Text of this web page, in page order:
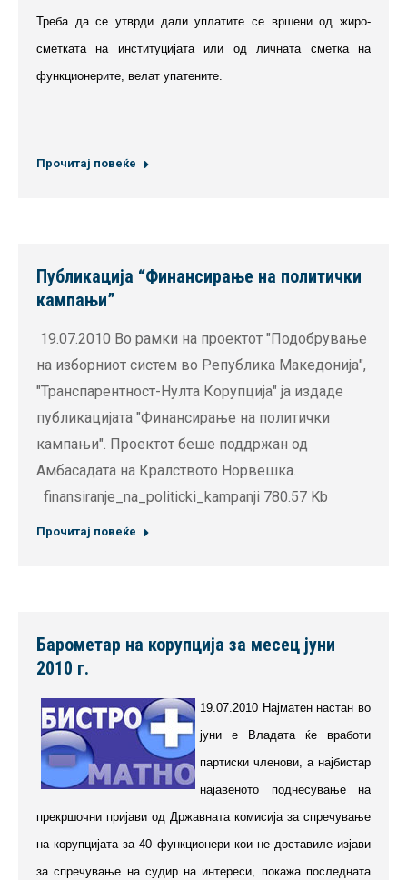
Треба да се утврди дали уплатите се вршени од жиро-
сметката на институцијата или од личната сметка на
функционерите, велат упатените.
Прочитај повеќе
Публикација “Финансирање на политички
кампањи”
19.07.2010 Во рамки на проектот "Подобрување
на изборниот систем во Република Македонија",
"Транспарентност-Нулта Корупција" ја издаде
публикацијата "Финансирање на политички
кампањи". Проектот беше поддржан од
Амбасадата на Кралството Норвешка.
finansiranje_na_politicki_kampanji 780.57 Kb
Прочитај повеќе
Барометар на корупција за месец јуни
2010 г.
19.07.2010 Најматен настан во
јуни е Владата ќе вработи
партиски членови, а најбистар
најавеното поднесување на
прекршочни пријави од Државната комисија за спречување
на корупцијата за 40 функционери кои не доставиле изјави
за спречување на судир на интереси, покажа последната